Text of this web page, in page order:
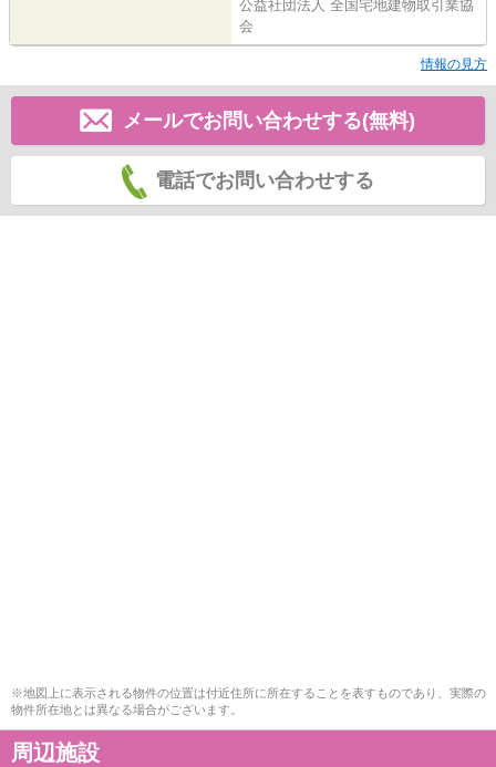
公益社団法人 全国宅地建物取引業協
会
情報の見方
メールでお問い合わせする(無料)
電話でお問い合わせする
※地図上に表示される物件の位置は付近住所に所在することを表すものであり、実際の
物件所在地とは異なる場合がございます。
周辺施設